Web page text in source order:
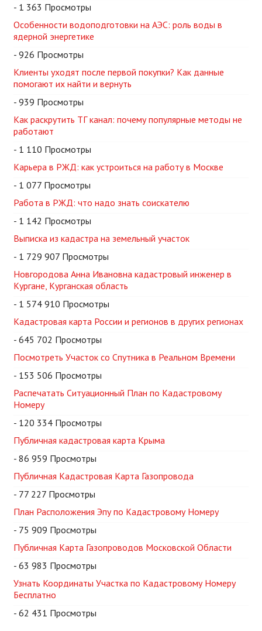
- 1 363 Просмотры
Особенности водоподготовки на АЭС: роль воды в
ядерной энергетике
- 926 Просмотры
Клиенты уходят после первой покупки? Как данные
помогают их найти и вернуть
- 939 Просмотры
Как раскрутить ТГ канал: почему популярные методы не
работают
- 1 110 Просмотры
Карьера в РЖД: как устроиться на работу в Москве
- 1 077 Просмотры
Работа в РЖД: что надо знать соискателю
- 1 142 Просмотры
Выписка из кадастра на земельный участок
- 1 729 907 Просмотры
Новгородова Анна Ивановна кадастровый инженер в
Кургане, Курганская область
- 1 574 910 Просмотры
Кадастровая карта России и регионов в других регионах
- 645 702 Просмотры
Посмотреть Участок со Спутника в Реальном Времени
- 153 506 Просмотры
Распечатать Ситуационный План по Кадастровому
Номеру
- 120 334 Просмотры
Публичная кадастровая карта Крыма
- 86 959 Просмотры
Публичная Кадастровая Карта Газопровода
- 77 227 Просмотры
План Расположения Эпу по Кадастровому Номеру
- 75 909 Просмотры
Публичная Карта Газопроводов Московской Области
- 63 983 Просмотры
Узнать Координаты Участка по Кадастровому Номеру
Бесплатно
- 62 431 Просмотры